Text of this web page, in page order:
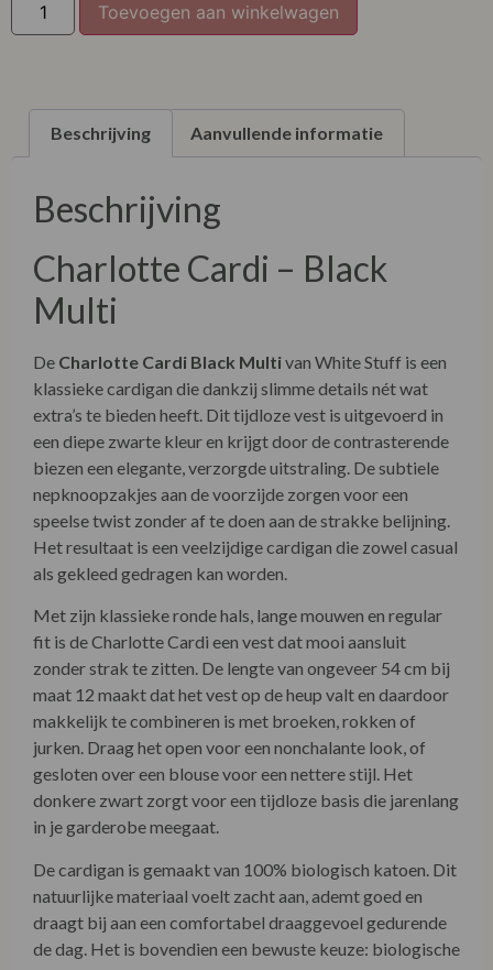
XXXL
Toevoegen aan winkelwagen
Beschrijving Aanvullende informatie
Beschrijving
Charlotte Cardi – Black
Multi
De Charlotte Cardi Black Multivan White Stuff is een
klassieke cardigan die dankzij slimme details nét wat
extra’s te bieden heeft. Dit tijdloze vest is uitgevoerd in
een diepe zwarte kleur en krijgt door de contrasterende
biezen een elegante, verzorgde uitstraling. De subtiele
nepknoopzakjes aan de voorzijde zorgen voor een
speelse twist zonder af te doen aan de strakke belijning.
Het resultaat is een veelzijdige cardigan die zowel casual
als gekleed gedragen kan worden.
Met zijn klassieke ronde hals, lange mouwen en regular
fit is de Charlotte Cardi een vest dat mooi aansluit
zonder strak te zitten. De lengte van ongeveer 54 cm bij
maat 12 maakt dat het vest op de heup valt en daardoor
makkelijk te combineren is met broeken, rokken of
jurken. Draag het open voor een nonchalante look, of
gesloten over een blouse voor een nettere stijl. Het
donkere zwart zorgt voor een tijdloze basis die jarenlang
in je garderobe meegaat.
De cardigan is gemaakt van 100% biologisch katoen. Dit
natuurlijke materiaal voelt zacht aan, ademt goed en
draagt bij aan een comfortabel draaggevoel gedurende
de dag. Het is bovendien een bewuste keuze: biologische